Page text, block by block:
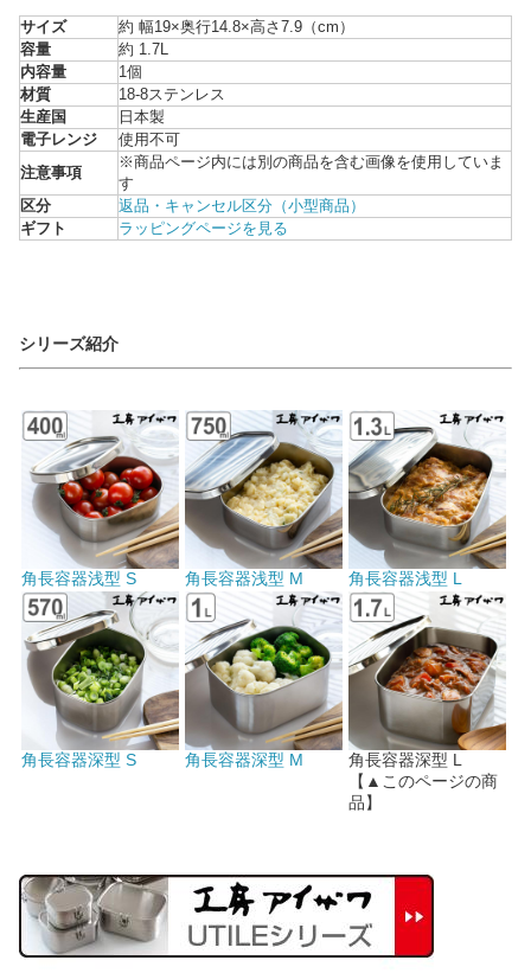
サイズ
約 幅19×奥行14.8×高さ7.9（cm）
容量
約 1.7L
内容量
1個
材質
18-8ステンレス
生産国
日本製
電子レンジ
使用不可
注意事項
※商品ページ内には別の商品を含む画像を使用していま
す
区分
返品・キャンセル区分（小型商品）
ギフト
ラッピングページを見る
シリーズ紹介
角長容器浅型 S 角長容器浅型 M 角長容器浅型 L
角長容器深型 S 角長容器深型 M
角長容器深型 L
【▲このページの商
品】